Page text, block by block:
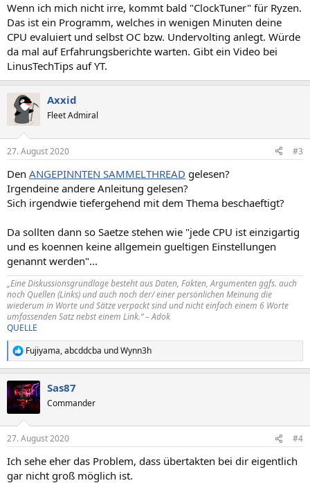
Wenn ich mich nicht irre, kommt bald "ClockTuner" für Ryzen.
Das ist ein Programm, welches in wenigen Minuten deine
CPU evaluiert und selbst OC bzw. Undervolting anlegt. Würde
da mal auf Erfahrungsberichte warten. Gibt ein Video bei
LinusTechTips auf YT.
Axxid
Fleet Admiral
27. August 2020 #3
Den ANGEPINNTEN SAMMELTHREAD gelesen?
Irgendeine andere Anleitung gelesen?
Sich irgendwie tiefergehend mit dem Thema beschaeftigt?
Da sollten dann so Saetze stehen wie "jede CPU ist einzigartig
und es koennen keine allgemein gueltigen Einstellungen
genannt werden"...
„Eine Diskussionsgrundlage besteht aus Daten, Fakten, Argumenten ggfs. auch
noch Quellen (Links) und auch noch der/ einer persönlichen Meinung die
wiederum in Worte und Sätze verpackt sind und nicht einfach einem 6 Worte
umfassenden Satz nebst einem Link.“ – Adok
QUELLE
R
e
k
t
i
e
:
Fujiyama,abcddcba undWynn3h
Sas87
Commander
27. August 2020 #4
Ich sehe eher das Problem, dass übertakten bei dir eigentlich
gar nicht groß möglich ist.